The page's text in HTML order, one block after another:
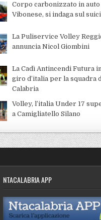
Corpo carbonizzato in
Vibonese, si indaga sul
La Puliservice Volley
annuncia Nicol Giombini
La Cadì Antincendi Futura
giro d’italia per la squadra
Calabria
Volley, l’italia Under 17
a Camigliatello Silano
NTACALABRIA APP